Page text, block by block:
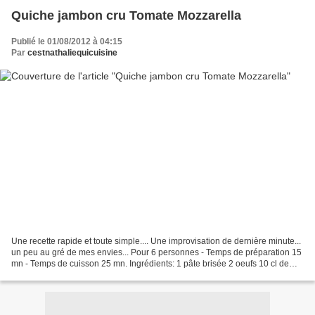
Quiche jambon cru Tomate Mozzarella
Publié le 01/08/2012 à 04:15
Par cestnathaliequicuisine
Une recette rapide et toute simple.... Une improvisation de dernière minute...
un peu au gré de mes envies... Pour 6 personnes - Temps de préparation 15
mn - Temps de cuisson 25 mn. Ingrédients: 1 pâte brisée 2 oeufs 10 cl de